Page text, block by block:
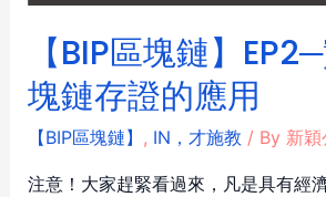
【BIP區塊鏈】
塊鏈存證的應用
【BIP區塊鏈】 , IN，才施教 / By 新
注意！大家趕緊看過來，凡是具有經